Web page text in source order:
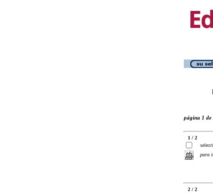
página 1 de
1 / 2
para
2 / 2